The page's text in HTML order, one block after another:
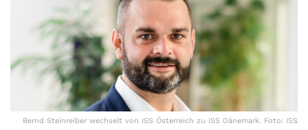
Bernd Steinreiber wechselt von ISS Österreich zu ISS Dänemark. Foto: ISS